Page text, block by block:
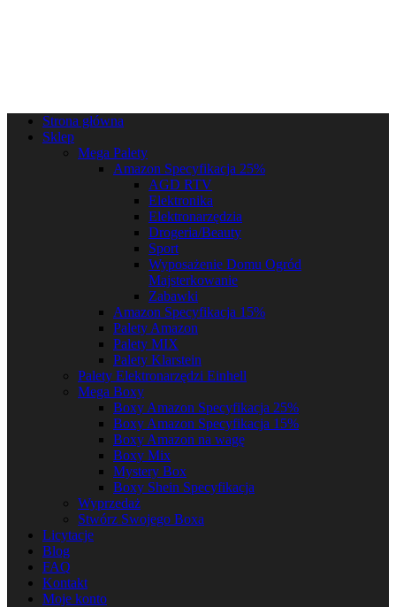
Strona główna
Sklep
Mega Palety
Amazon Specyfikacja 25%
AGD RTV
Elektronika
Elektronarzędzia
Drogeria/Beauty
Sport
Wyposażenie Domu Ogród
Majsterkowanie
Zabawki
Amazon Specyfikacja 15%
Palety Amazon
Palety MIX
Palety Klarstein
Palety Elektronarzędzi Einhell
Mega Boxy
Boxy Amazon Specyfikacja 25%
Boxy Amazon Specyfikacja 15%
Boxy Amazon na wagę
Boxy Mix
Mystery Box
Boxy Shein Specyfikacja
Wyprzedaż
Stwórz Swojego Boxa
Licytacje
Blog
FAQ
Kontakt
Moje konto